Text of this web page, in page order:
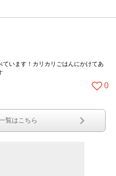
います！カリカリごはんにかけてあ
0
覧はこちら